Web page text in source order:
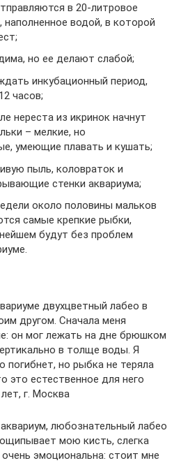
в 20-литровое
водой, в которой
но ее делают слабой;
инкубационный период,
часов;
нереста из икринок начнут
– мелкие, но
умеющие плавать и кушать;
пыль, коловраток и
стенки аквариума;
около половины мальков
самые крепкие рыбки,
будут без проблем
двухцветный лабео в
другом. Сначала меня
он мог лежать на дне брюшком
в толще воды. Я
погибнет, но рыбка не теряла
это естественное для него
г. Москва
любознательный лабео
мою кисть, слегка
эмоциональна: стоит мне